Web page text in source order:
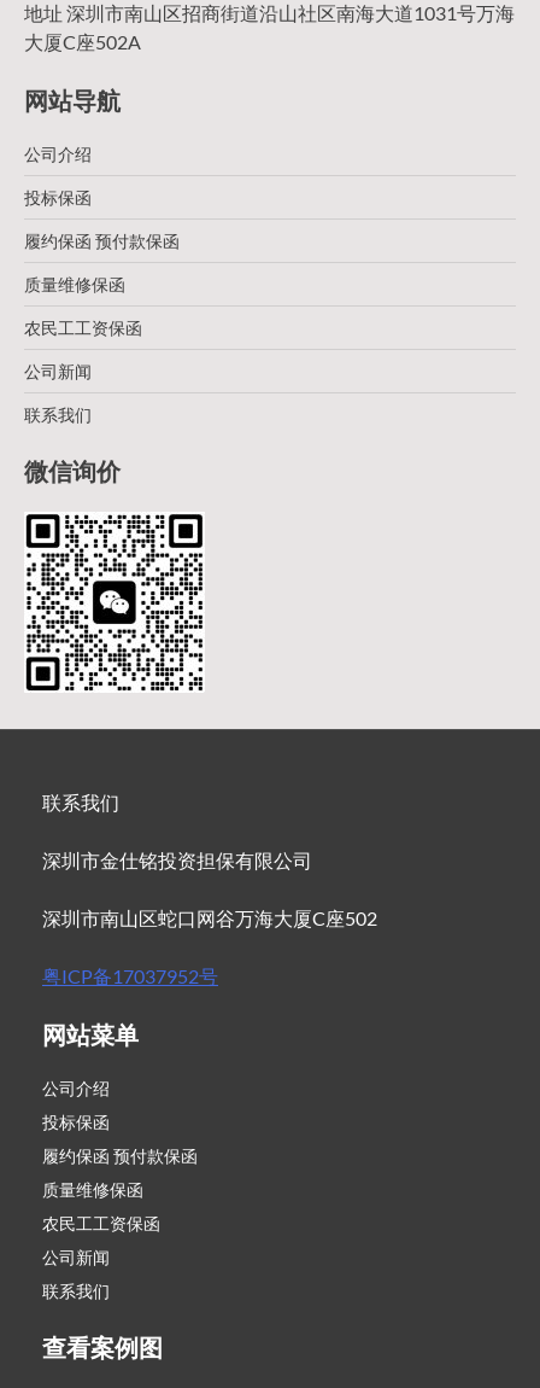
地址 深圳市南山区招商街道沿山社区南海大道1031号万海
大厦C座502A
网站导航
公司介绍
投标保函
履约保函 预付款保函
质量维修保函
农民工工资保函
公司新闻
联系我们
微信询价
联系我们
深圳市金仕铭投资担保有限公司
深圳市南山区蛇口网谷万海大厦C座502
粤ICP备17037952号
网站菜单
公司介绍
投标保函
履约保函 预付款保函
质量维修保函
农民工工资保函
公司新闻
联系我们
查看案例图